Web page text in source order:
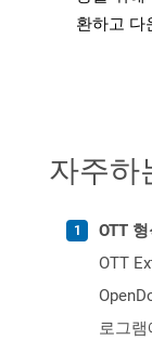
환하고 다
자주하
OTT
OTT
로그